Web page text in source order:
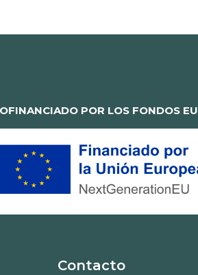
POR LOS FONDOS
Contacto